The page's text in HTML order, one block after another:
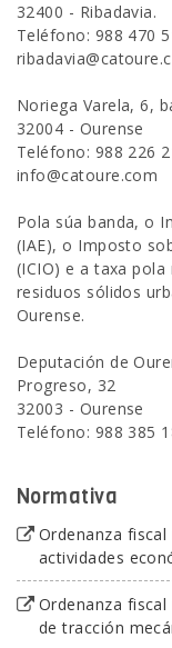
32400 - Ribadavia.
Teléfono: 988 470
Noriega Varela, 6,
32004 - Ourense
Teléfono: 988 226
info@catoure.com
Pola súa banda, o
(IAE), o Imposto
(ICIO) e a taxa
residuos sólidos
Ourense.
Deputación de
Progreso, 32
32003 - Ourense
Teléfono: 988 385
Normativa
Ordenanza
actividades
Ordenanza
de tracción